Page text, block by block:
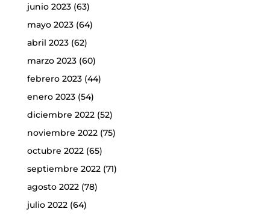
junio 2023(63)
mayo 2023(64)
abril 2023(62)
marzo 2023(60)
febrero 2023(44)
enero 2023(54)
diciembre 2022(52)
noviembre 2022(75)
octubre 2022(65)
septiembre 2022(71)
agosto 2022(78)
julio 2022(64)